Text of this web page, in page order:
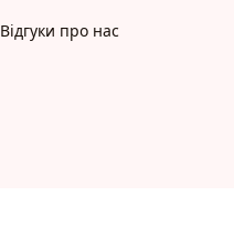
Відгуки про нас